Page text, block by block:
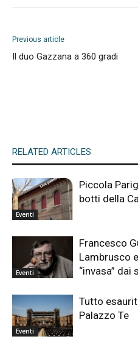
Previous article
Il duo Gazzana a 360 gradi
RELATED ARTICLES
Eventi
Piccola
botti della
Eventi
Francesco
Lambrusco
“invasa” dai
Eventi
Tutto
Palazzo Te